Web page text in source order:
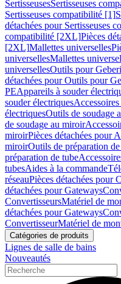
SertisseusesSertisseuses
Sertisseuses compatibilité [1]
détachées pour Sertisseuses
compatibilité [2XL]Pièces
[2XL]Mallettes universelles
universellesMallettes
universellesOutils pour
détachées pour Outils pour
PEAppareils à souder
souder électriques
électriquesOutils de soudage
de soudage au miroir
miroirPièces détachées pour
miroirOutils de préparation
préparation de tube
tubesAides à la commande
réseauPièces détachées pour
détachées pour Gateways
ConvertisseursMatériel de
détachées pour Gateways
ConvertisseurMatériel de
Catégories de produits
Lignes de salle de bains
Nouveautés